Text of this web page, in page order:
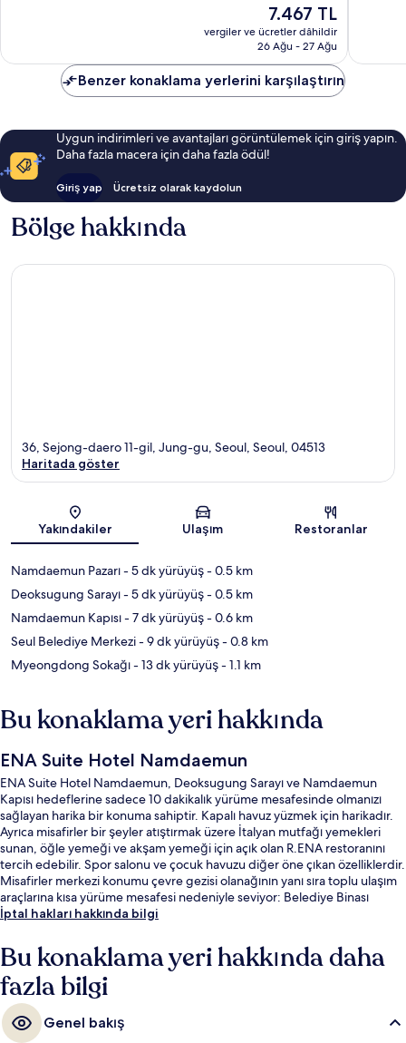
Güncel
fiyat:
7.467 TL
7.467 TL
vergiler ve ücretler dâhildir
26 Ağu - 27 Ağu
Benzer konaklama yerlerini karşılaştırın
Uygun indirimleri ve avantajları görüntülemek için giriş yapın.
Daha fazla macera için daha fazla ödül!
Giriş yap Ücretsiz olarak kaydolun
Bölge hakkında
Harita
36, Sejong-daero 11-gil, Jung-gu, Seoul, Seoul, 04513
Haritada göster
Yakındakiler Ulaşım Restoranlar
Namdaemun Pazarı- 5 dk yürüyüş- 0.5 km
Deoksugung Sarayı- 5 dk yürüyüş- 0.5 km
Namdaemun Kapısı- 7 dk yürüyüş- 0.6 km
Seul Belediye Merkezi- 9 dk yürüyüş- 0.8 km
Myeongdong Sokağı- 13 dk yürüyüş- 1.1 km
Bu konaklama yeri hakkında
ENA Suite Hotel Namdaemun
ENA Suite Hotel Namdaemun, Deoksugung Sarayı ve Namdaemun
Kapısı hedeflerine sadece 10 dakikalık yürüme mesafesinde olmanızı
sağlayan harika bir konuma sahiptir. Kapalı havuz yüzmek için harikadır.
Ayrıca misafirler bir şeyler atıştırmak üzere İtalyan mutfağı yemekleri
sunan, öğle yemeği ve akşam yemeği için açık olan R.ENA restoranını
tercih edebilir. Spor salonu ve çocuk havuzu diğer öne çıkan özelliklerdir.
Misafirler merkezi konumu çevre gezisi olanağının yanı sıra toplu ulaşım
araçlarına kısa yürüme mesafesi nedeniyle seviyor: Belediye Binası
İstasyonu 7 dakika ve Seul Ulusal Üniversitesi İstasyonu 8 dakika
İptal hakları hakkında bilgi
Bu konaklama yeri hakkında daha
fazla bilgi
Genel bakış